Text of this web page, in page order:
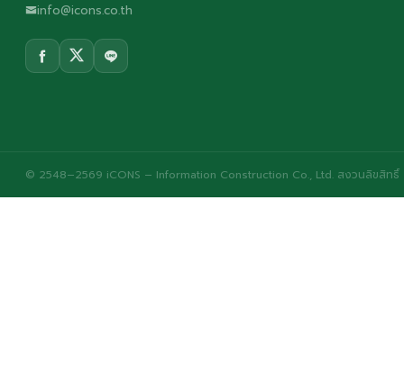
info@icons.co.th
© 2548–2569 iCONS – Information Construction Co., Ltd. สงวนลิขสิทธิ์